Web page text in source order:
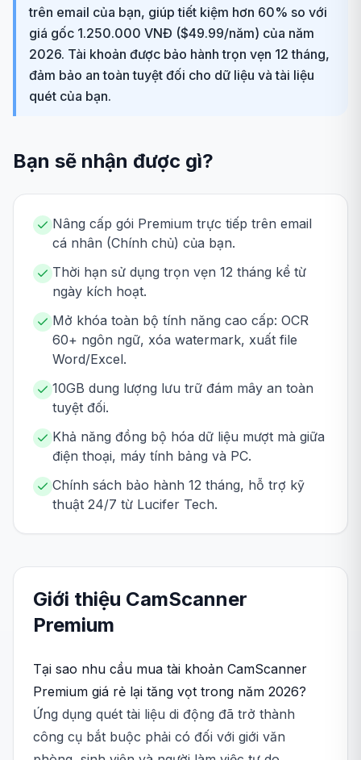
trên email của bạn, giúp tiết kiệm hơn 60% so với
giá gốc 1.250.000 VNĐ ($49.99/năm) của năm
2026. Tài khoản được bảo hành trọn vẹn 12 tháng,
đảm bảo an toàn tuyệt đối cho dữ liệu và tài liệu
quét của bạn.
Bạn sẽ nhận được gì?
Nâng cấp gói Premium trực tiếp trên email
cá nhân (Chính chủ) của bạn.
Thời hạn sử dụng trọn vẹn 12 tháng kể từ
ngày kích hoạt.
Mở khóa toàn bộ tính năng cao cấp: OCR
60+ ngôn ngữ, xóa watermark, xuất file
Word/Excel.
10GB dung lượng lưu trữ đám mây an toàn
tuyệt đối.
Khả năng đồng bộ hóa dữ liệu mượt mà giữa
điện thoại, máy tính bảng và PC.
Chính sách bảo hành 12 tháng, hỗ trợ kỹ
thuật 24/7 từ Lucifer Tech.
Giới thiệu CamScanner
Premium
Tại sao nhu cầu mua tài khoản CamScanner
Premium giá rẻ lại tăng vọt trong năm 2026?
Ứng dụng quét tài liệu di động đã trở thành
công cụ bắt buộc phải có đối với giới văn